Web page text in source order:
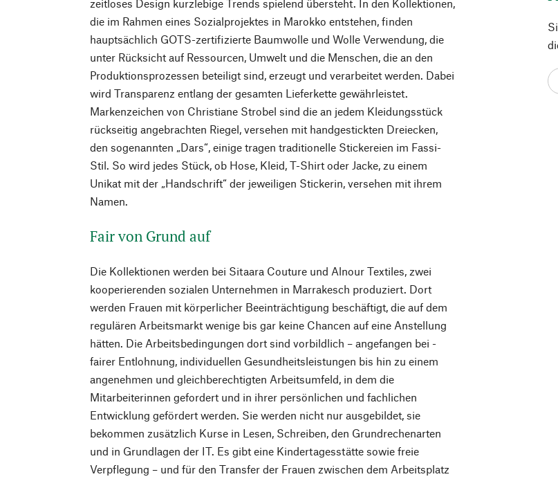
zeitloses Design kurzlebige Trends spielend übersteht. In den Kollektionen,
die im Rahmen eines Sozialprojektes in Marokko entstehen, finden
hauptsächlich GOTS-zertifizierte Baumwolle und Wolle Verwendung, die
unter Rücksicht auf Ressourcen, Umwelt und die Menschen, die an den
Produktionsprozessen beteiligt sind, erzeugt und verarbeitet werden. Dabei
wird Transparenz entlang der gesamten Lieferkette gewährleistet.
Markenzeichen von Christiane Strobel sind die an jedem Kleidungsstück
rückseitig angebrachten Riegel, versehen mit handgestickten Dreiecken,
den sogenannten „Dars“, einige tragen traditionelle Stickereien im Fassi-
Stil. So wird jedes Stück, ob Hose, Kleid, T-Shirt oder Jacke, zu einem
Unikat mit der „Handschrift“ der jeweiligen Stickerin, versehen mit ihrem
Namen.
Fair von Grund auf
Die Kollektionen werden bei Sitaara Couture und Alnour Textiles, zwei
kooperierenden sozialen Unternehmen in Marrakesch produziert. Dort
werden Frauen mit körperlicher Beeinträchtigung beschäftigt, die auf dem
regulären Arbeitsmarkt wenige bis gar keine Chancen auf eine Anstellung
hätten. Die Arbeitsbedingungen dort sind vorbildlich – angefangen bei ­
fairer Entlohnung, individuellen Gesundheitsleistungen bis hin zu einem
angenehmen und gleichberechtigten Arbeitsumfeld, in dem die
Mitarbeiterinnen gefordert und in ihrer persönlichen und fachlichen
Entwicklung gefördert werden. Sie werden nicht nur ausgebildet, sie
bekommen zusätzlich Kurse in Lesen, Schreiben, den Grundrechenarten
und in Grundlagen der IT. Es gibt eine Kindertagesstätte sowie freie
Verpflegung – und für den Transfer der Frauen zwischen dem Arbeitsplatz